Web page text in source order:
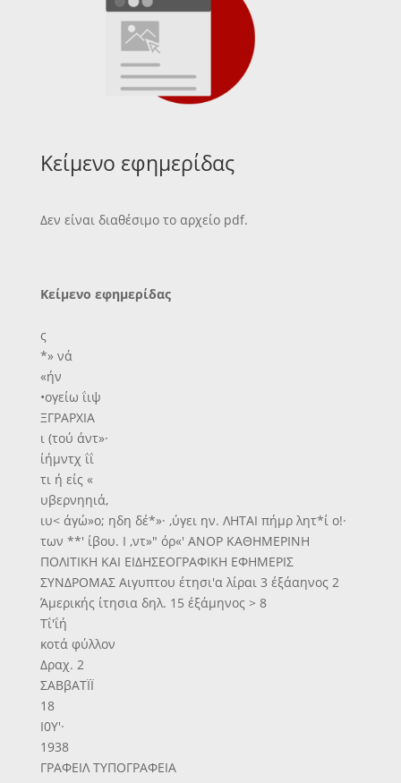
Κείμενο εφημερίδας
Δεν είναι διαθέσιμο το αρχείο pdf.
Κείμενο εφημερίδας
ς
*» νά
«ήν
•ογείω ΐιψ
ΞΓΡΑΡΧΙΑ
ι (τού άντ»·
ίήμντχ ΐΐ
τι ή είς «
υβερνηηιά,
ιυ< άγώ»ο; ηδη δέ*»· ,ύγει ην. ΛΗΤΑΙ πήμρ λητ*ί ο!·
των **' ίβου. Ι ,ντ»" όρ«' ΑΝΟΡ ΚΑΘΗΜΕΡΙΝΗ
ΠΟΛΙΤΙΚΗ ΚΑΙ ΕΙΔΗΣΕΟΓΡΑΦΙΚΗ ΕΦΗΜΕΡΙΣ
ΣΥΝΔΡΟΜΑΣ Αιγυπτου έτησι'α λίραι 3 έξάαηνος 2
Άμερικής ίτησια δηλ. 15 έξάμηνος > 8
Τΐ'ΐή
κοτά φύλλον
Δραχ. 2
ΣΑΒβΑΤΪΪ
18
Ι0Υ'·
1938
ΓΡΑΦΕΙΛ ΤΥΠΟΓΡΑΦΕΙΑ